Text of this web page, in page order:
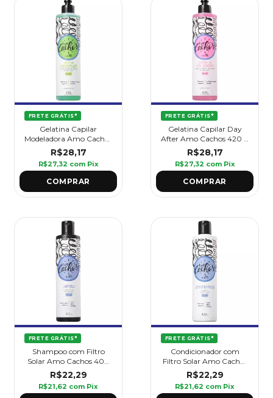
FRETE GRÁTIS*
Gelatina Capilar
Modeladora Amo Cachos
420 g - Griffus
R$28,17
R$27,32 com Pix
FRETE GRÁTIS*
Gelatina Capilar Day
After Amo Cachos 420 g
- Griffus
R$28,17
R$27,32 com Pix
FRETE GRÁTIS*
Shampoo com Filtro
Solar Amo Cachos 400
ml - Griffus
R$22,29
R$21,62 com Pix
FRETE GRÁTIS*
Condicionador com
Filtro Solar Amo Cachos
400 ml - Griffus
R$22,29
R$21,62 com Pix